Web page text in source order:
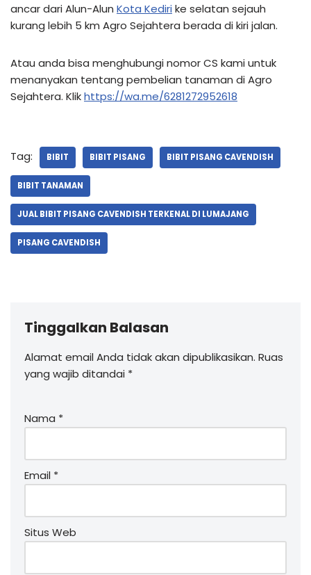
ancar dari Alun-Alun Kota Kediri ke selatan sejauh
kurang lebih 5 km Agro Sejahtera berada di kiri jalan.
Atau anda bisa menghubungi nomor CS kami untuk
menanyakan tentang pembelian tanaman di Agro
Sejahtera. Klikhttps://wa.me/6281272952618
Tag: BIBIT BIBIT PISANG BIBIT PISANG CAVENDISH
BIBIT TANAMAN
JUAL BIBIT PISANG CAVENDISH TERKENAL DI LUMAJANG
PISANG CAVENDISH
Tinggalkan Balasan
Alamat email Anda tidak akan dipublikasikan. Ruas
yang wajib ditandai *
Nama *
Email *
Situs Web